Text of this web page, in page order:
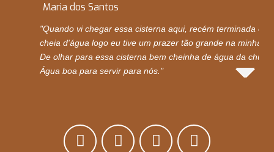
Maria dos Santos
"Quando vi chegar essa cisterna aqui, recém terminada e
cheia d'água logo eu tive um prazer tão grande na minha
De olhar para essa cisterna bem cheinha de água da chuva.
Água boa para servir para nós."